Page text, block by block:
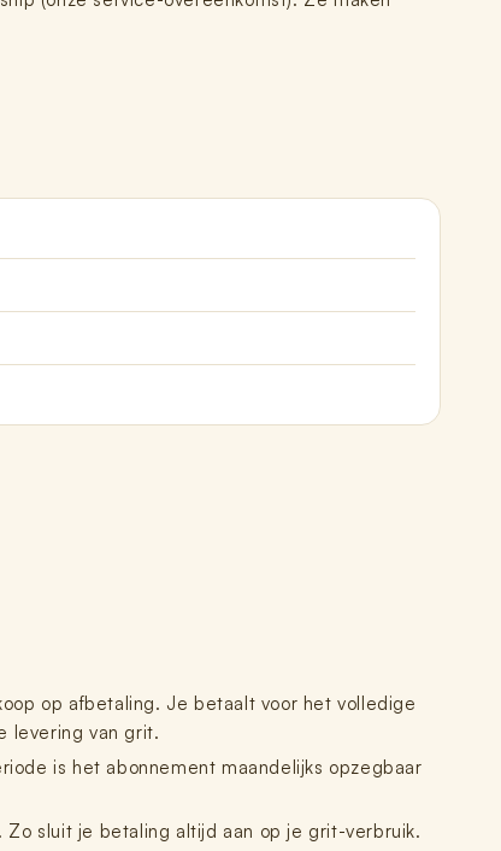
op afbetaling. Je betaalt voor het volledige
levering van grit.
is het abonnement maandelijks opzegbaar
sluit je betaling altijd aan op je grit-verbruik.